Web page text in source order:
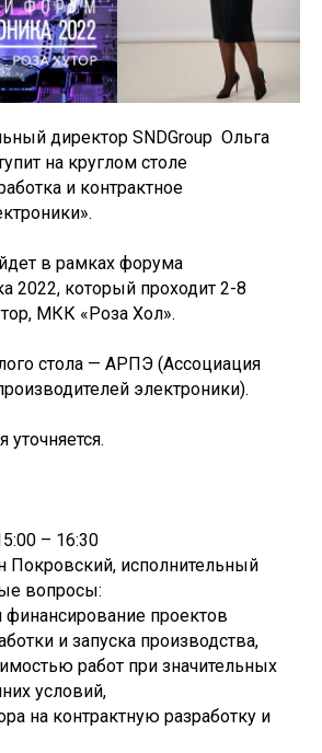
директор SNDGroup Ольга
на круглом столе
и контрактное
в рамках форума
2022, который проходит 2-8
МКК «Роза Хол».
стола — АРПЭ (Ассоциация
электроники).
– 16:30
Покровский, исполнительный
вопросы:
проектов
и запуска производства,
работ при значительных
условий,
на контрактную разработку и